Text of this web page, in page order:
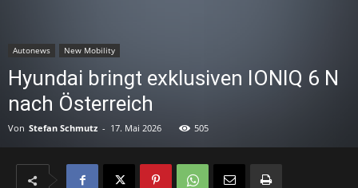
Autonews New Mobility
Hyundai bringt exklusiven IONIQ 6 N
nach Österreich
Von Stefan Schmutz - 17. Mai 2026 505